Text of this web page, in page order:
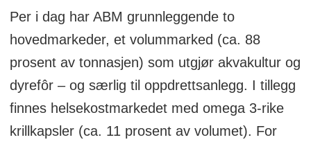
Per i dag har ABM grunnleggende to
hovedmarkeder, et volummarked (ca. 88
prosent av tonnasjen) som utgjør akvakultur og
dyrefôr – og særlig til oppdrettsanlegg. I tillegg
finnes helsekostmarkedet med omega 3-rike
krillkapsler (ca. 11 prosent av volumet). For